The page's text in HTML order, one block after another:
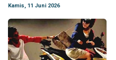
Kamis, 11 Juni 2026